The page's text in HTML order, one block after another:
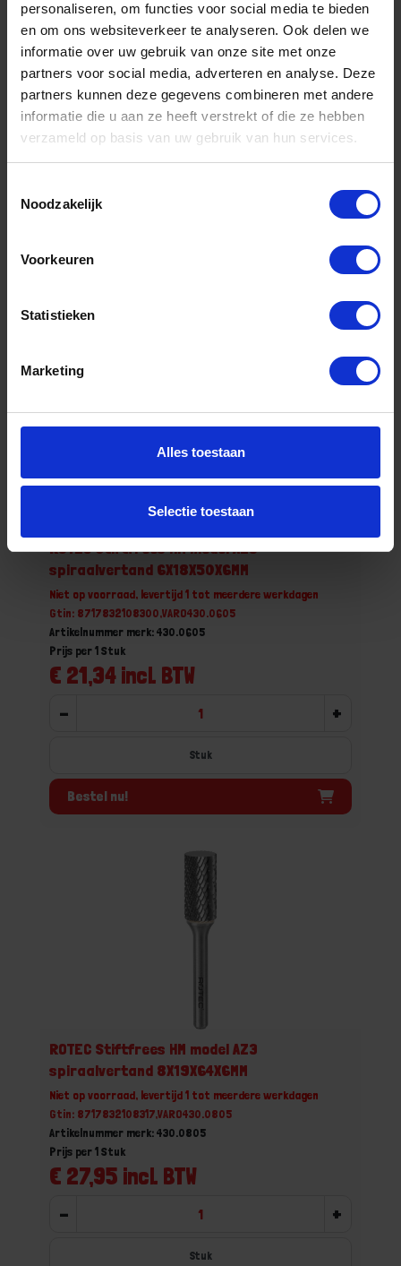
personaliseren, om functies voor social media te bieden
en om ons websiteverkeer te analyseren. Ook delen we
informatie over uw gebruik van onze site met onze
partners voor social media, adverteren en analyse. Deze
partners kunnen deze gegevens combineren met andere
informatie die u aan ze heeft verstrekt of die ze hebben
verzameld op basis van uw gebruik van hun services.
Noodzakelijk
Voorkeuren
Statistieken
Marketing
Alles toestaan
Selectie toestaan
ROTEC Stiftfrees HM model AZ3
spiraalvertand 12,7X25X70X6MM
Niet op voorraad, levertijd 1 tot meerdere werkdagen
Gtin: 8717832108331,VARO430.1305
Artikelnummer merk: 430.1305
Prijs per 1 Stuk
- +
ROTEC Stiftfrees HM model AZ3
spiraalvertand 6X18X50X6MM
Niet op voorraad, levertijd 1 tot meerdere werkdagen
Gtin: 8717832108300,VARO430.0605
Artikelnummer merk: 430.0605
€ 21,34 incl. BTW
Prijs per 1 Stuk
- +
Stuk
Bestel nu!
ROTEC Stiftfrees HM model AZ3
spiraalvertand 8X19X64X6MM
Niet op voorraad, levertijd 1 tot meerdere werkdagen
Gtin: 8717832108317,VARO430.0805
Artikelnummer merk: 430.0805
€ 27,95 incl. BTW
Prijs per 1 Stuk
- +
Stuk